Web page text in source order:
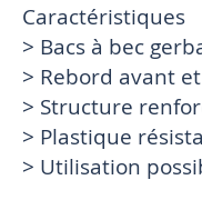
Caractéristiques
> Bacs à bec
> Rebord avant
> Structure
> Plastique
> Utilisation